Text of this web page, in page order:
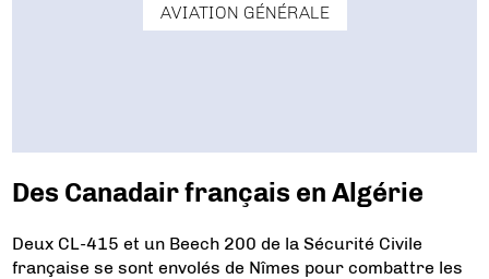
AVIATION GÉNÉRALE
Des Canadair français en Algérie
Deux CL-415 et un Beech 200 de la Sécurité Civile
française se sont envolés de Nîmes pour combattre les